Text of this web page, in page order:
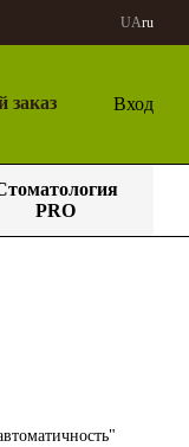
UAru
заказ Вход
PRO